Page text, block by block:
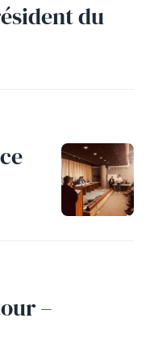
du
–